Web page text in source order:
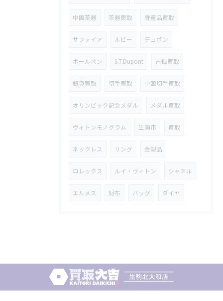
中国茶器 茶器買取 骨董品買取
サファイア ルビー デュポン
ボールペン S.T.Dupont 古銭買取
銀貨買取 切手買取 中国切手買取
オリンピック記念メダル メダル買取
ヴィトンモノグラム 生駒市 買取
ネックレス リング 金製品
ロレックス ルイ・ヴィトン シャネル
エルメス 財布 バッグ ダイヤ